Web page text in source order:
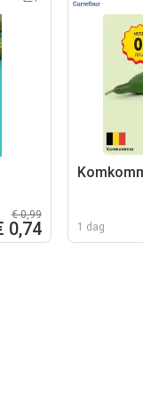
€ 0,99
0,74 1 dag